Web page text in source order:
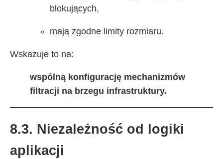
blokujących,
mają zgodne limity rozmiaru.
Wskazuje to na:
wspólną konfigurację mechanizmów
filtracji na brzegu infrastruktury.
8.3. Niezależność od logiki
aplikacji